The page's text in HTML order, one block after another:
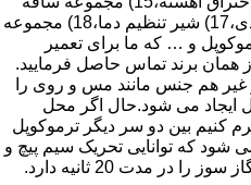
سوپاپ،16) مجموعه مغزی آب بندی،17) شیر تنظیم دما،18) مجموعه
و میل سوپاپ آب 19) ترموکوپل و … که ما برای تعمیر
همان برند تماس حاصل فرمایید.
غیر هم جنس مانند مس و روی را
ایجاد می شود.حال اگر محل
کنیم بین دو سر دیگر ترموکوپل
تولید می شود که توانایی تحریک سیم پیچ و
مدت 20 ثانیه دارد.